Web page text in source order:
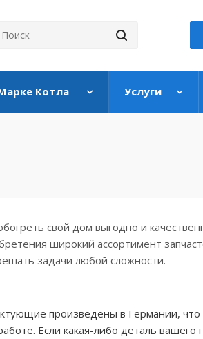
Котла Услуги
свой дом выгодно и
широкий ассортимент
задачи любой сложности.
произведены в Германии, что
Если какая-либо деталь вашего